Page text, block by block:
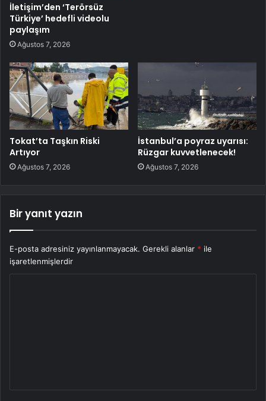
İletişim’den ‘Terörsüz
Türkiye’ hedefli videolu
paylaşım
Ağustos 7, 2026
Tokat’ta Taşkın Riski
Artıyor
Ağustos 7, 2026
İstanbul’a poyraz uyarısı:
Rüzgar kuvvetlenecek!
Ağustos 7, 2026
Bir yanıt yazın
E-posta adresiniz yayınlanmayacak. Gerekli alanlar * ile
işaretlenmişlerdir